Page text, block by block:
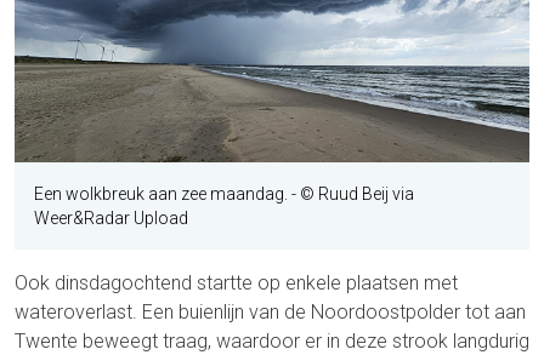
Een wolkbreuk aan zee maandag. - © Ruud Beij via
Weer&Radar Upload
Ook dinsdagochtend startte op enkele plaatsen met
wateroverlast. Een buienlijn van de Noordoostpolder tot aan
Twente beweegt traag, waardoor er in deze strook langdurig